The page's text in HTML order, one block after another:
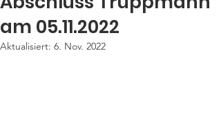
am 05.11.2022
Aktualisiert: 6. Nov. 2022